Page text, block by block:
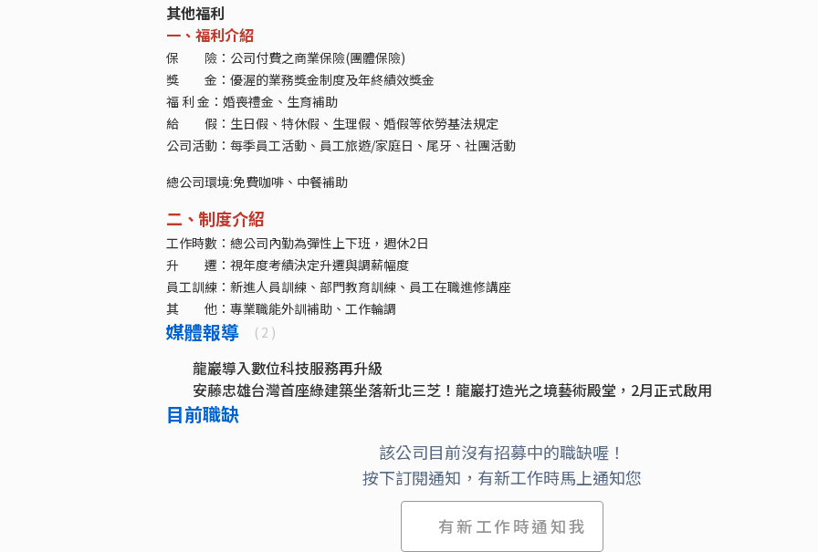
其他福利
一、福利介紹
保 險：公司付費之商業保險(團體保險)
獎 金：優渥的業務獎金制度及年終績效獎金
福 利 金：婚喪禮金、生育補助
給 假：生日假、特休假、生理假、婚假等依勞基法規定
公司活動：每季員工活動、員工旅遊/家庭日、尾牙、社團活動
總公司環境:免費咖啡、中餐補助
二、制度介紹
工作時數：總公司內勤為彈性上下班，週休2日
升 遷：視年度考績決定升遷與調薪幅度
員工訓練：新進人員訓練、部門教育訓練、員工在職進修講座
其 他：專業職能外訓補助、工作輪調
媒體報導 ( 2 )
龍巖導入數位科技服務再升級
安藤忠雄台灣首座綠建築坐落新北三芝！龍巖打造光之境藝術殿堂，2月正式啟用
目前職缺
該公司目前沒有招募中的職缺喔！
按下訂閱通知，有新工作時馬上通知您
有新工作時通知我